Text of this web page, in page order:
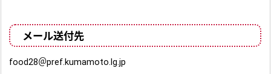
メール送付先
food28＠pref.kumamoto.lg.jp